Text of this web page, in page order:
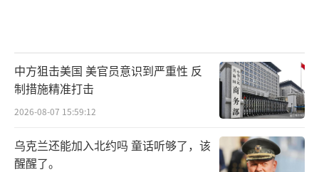
中方狙击美国 美官员意识到严重性 反
制措施精准打击
2026-08-07 15:59:12
乌克兰还能加入北约吗 童话听够了，该
醒醒了。